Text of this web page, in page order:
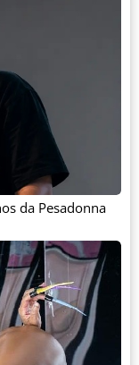
da Pesadonna